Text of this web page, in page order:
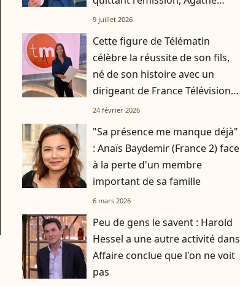
Lecaron le remplace
9 juillet 2026
Cette figure de Télématin
célèbre la réussite de son fils,
né de son histoire avec un
dirigeant de France Télévisions,
après un grand
24 février 2026
"Sa présence me manque déjà"
: Anaïs Baydemir (France 2) face
à la perte d'un membre
important de sa famille
6 mars 2026
Peu de gens le savent : Harold
Hessel a une autre activité dans
Affaire conclue que l'on ne voit
pas